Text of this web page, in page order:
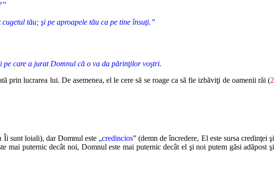
tău; şi pe aproapele tău ca pe tine însuţi.”
pe care a jurat Domnul că o va da părinţilor voştri.
prin lucrarea lui. De asemenea, el le cere să se roage ca să fie izbăviţi de oamenii răi (2
Îi sunt loiali), darDomnul este „credincios” (demn de încredere, El este sursa credinţei şi
mai puternic decât noi, Domnul este mai puternic decât el şi noi putem găsi adăpost şi